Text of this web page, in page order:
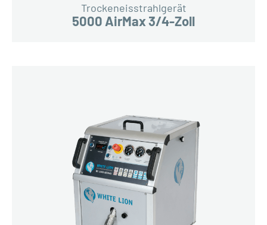
Trockeneisstrahlgerät
5000 AirMax 3/4-Zoll